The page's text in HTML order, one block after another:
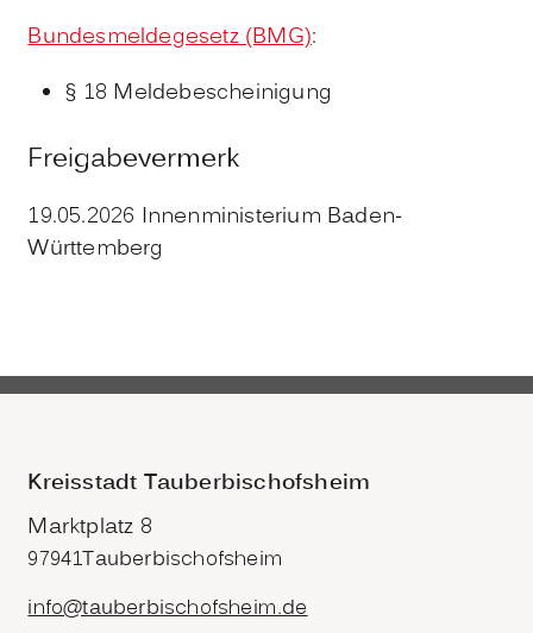
Bundesmeldegesetz (BMG):
§ 18 Meldebescheinigung
Freigabevermerk
19.05.2026 Innenministerium Baden-
Württemberg
Kreisstadt Tauberbischofsheim
Marktplatz 8
97941Tauberbischofsheim
info@tauberbischofsheim.de